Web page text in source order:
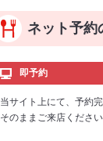
ネット予約
即予約
当サイト上にて、予約
そのままご来店ください